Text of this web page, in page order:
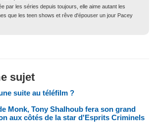
par les séries depuis toujours, elle aime autant les
que les teen shows et rêve d'épouser un jour Pacey
sujet
suite au téléfilm ?
Monk, Tony Shalhoub fera son grand
aux côtés de la star d'Esprits Criminels